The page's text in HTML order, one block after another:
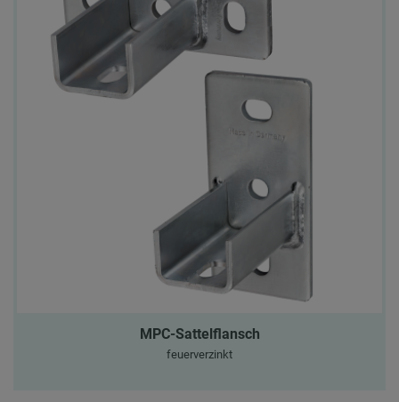
MPC-Sattelflansch
feuerverzinkt